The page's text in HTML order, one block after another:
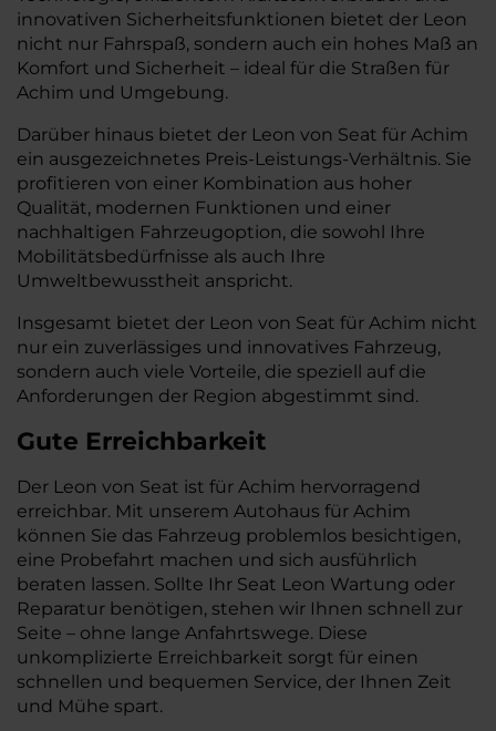
innovativen Sicherheitsfunktionen bietet der Leon
nicht nur Fahrspaß, sondern auch ein hohes Maß an
Komfort und Sicherheit – ideal für die Straßen für
Achim und Umgebung.
Darüber hinaus bietet der Leon von Seat für Achim
ein ausgezeichnetes Preis-Leistungs-Verhältnis. Sie
profitieren von einer Kombination aus hoher
Qualität, modernen Funktionen und einer
nachhaltigen Fahrzeugoption, die sowohl Ihre
Mobilitätsbedürfnisse als auch Ihre
Umweltbewusstheit anspricht.
Insgesamt bietet der Leon von Seat für Achim nicht
nur ein zuverlässiges und innovatives Fahrzeug,
sondern auch viele Vorteile, die speziell auf die
Anforderungen der Region abgestimmt sind.
Gute Erreichbarkeit
Der Leon von Seat ist für Achim hervorragend
erreichbar. Mit unserem Autohaus für Achim
können Sie das Fahrzeug problemlos besichtigen,
eine Probefahrt machen und sich ausführlich
beraten lassen. Sollte Ihr Seat Leon Wartung oder
Reparatur benötigen, stehen wir Ihnen schnell zur
Seite – ohne lange Anfahrtswege. Diese
unkomplizierte Erreichbarkeit sorgt für einen
schnellen und bequemen Service, der Ihnen Zeit
und Mühe spart.